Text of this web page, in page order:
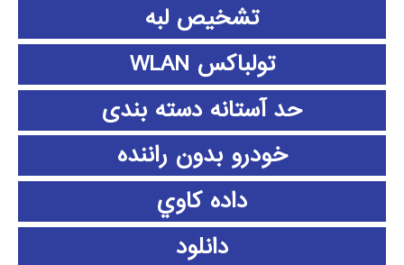
تشخیص لبه
تولباکس WLAN
حد آستانه دسته بندی
خودرو بدون راننده
داده كاوي
دانلود